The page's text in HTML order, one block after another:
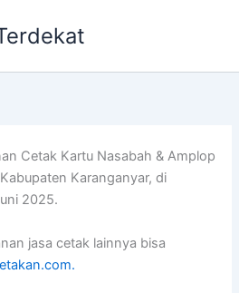
Cetak Kartu Nasabah & Amplop
Karanganyar, di
2025.
jasa cetak lainnya bisa